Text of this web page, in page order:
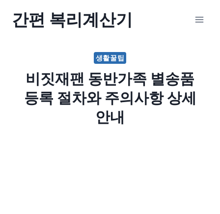
간편 복리계산기
생활꿀팁
비짓재팬 동반가족 별송품
등록 절차와 주의사항 상세
안내